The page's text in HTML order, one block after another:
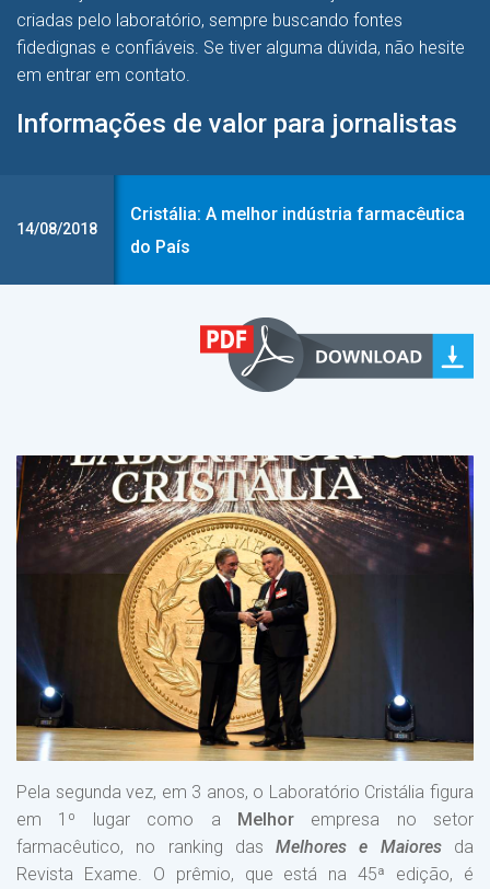
criadas pelo laboratório, sempre buscando fontes
fidedignas e confiáveis. Se tiver alguma dúvida, não hesite
em entrar em contato.
Informações de valor para jornalistas
14/08/2018
Cristália: A melhor indústria farmacêutica
do País
Pela segunda vez, em 3 anos, o Laboratório Cristália figura
em 1º lugar como a Melhorempresa no setor
farmacêutico, no ranking dasMelhores e Maioresda
Revista Exame. O prêmio, que está na 45ª edição, é